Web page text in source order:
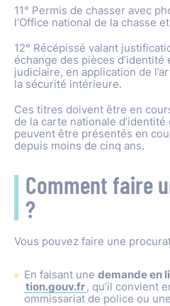
11° Permis de chasser avec
l’Office national de la chasse
12° Récépissé valant
échange des pièces d’identité
judiciaire, en application de
la sécurité intérieure.
Ces titres doivent être en
de la carte nationale
peuvent être présentés en
depuis moins de cinq ans.
Comment faire
?
Vous pouvez faire une
En faisant une demande en
tion.gouv.fr, qu’il convient
ommissariat de police ou